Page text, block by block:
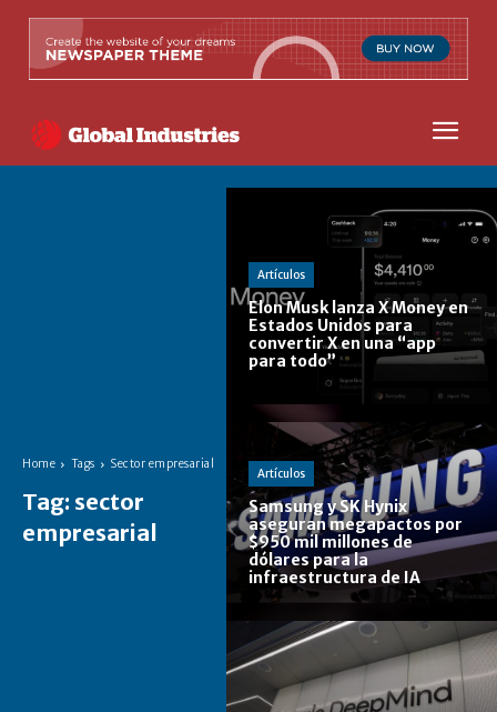
Home Tags Sector empresarial
Tag: sector
empresarial
Artículos
Elon Musk lanza X Money en
Estados Unidos para
convertir X en una “app
para todo”
Artículos
Samsung y SK Hynix
aseguran megapactos por
$950 mil millones de
dólares para la
infraestructura de IA